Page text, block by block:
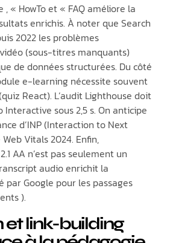
, « HowTo et « FAQ améliore la
enrichis. À noter que Search
2022 les problèmes
(sous-titres manquants)
de données structurées. Du côté
e-learning nécessite souvent
React). L’audit Lighthouse doit
sous 2,5 s. On anticipe
d’INP (Interaction to Next
Vitals 2024. Enfin,
AA n’est pas seulement un
audio enrichit la
par Google pour les passages
).
link-building